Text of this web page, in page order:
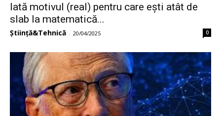
Iată motivul (real) pentru care ești atât de
slab la matematică...
Știință&Tehnică - 20/04/2025 0